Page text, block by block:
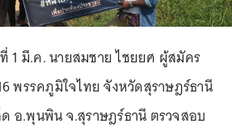
ที่ 1 มี.ค. นายสมชาย ไชยยศ ผู้สมัคร
พรรคภูมิใจไทย จังหวัดสุราษฎร์ธานี
อ.พุนพิน จ.สุราษฎร์ธานี ตรวจสอบ